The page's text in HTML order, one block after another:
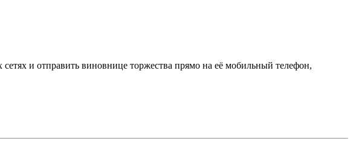
и отправить виновнице торжества прямо на её мобильный телефон,